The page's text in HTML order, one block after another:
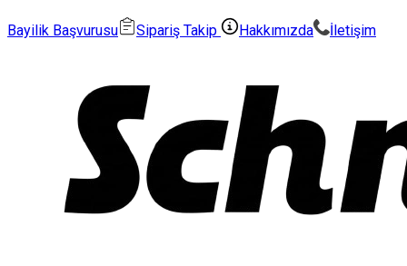
Bayilik Başvurusu Sipariş Takip Hakkımızda İletişim